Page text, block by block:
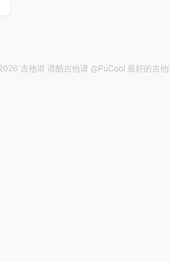
吉他谱 谱酷吉他谱 @PuCool 最好的吉